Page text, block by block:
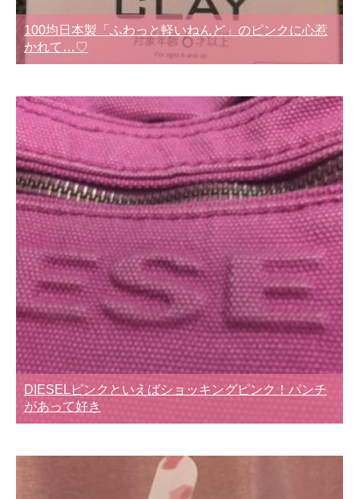
100均日本製「ふわっと軽いねんど」のピンクに心惹
かれて…♡
DIESELピンクといえばショッキングピンク！パンチ
があって好き